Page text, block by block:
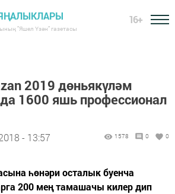
"Яшел Үзән" газетасы
16+
2019 дөньякүләм
1600 яшь профессионал
- 13:57 1578 0 0
һөнәри осталык буенча
200 мең тамашачы килер дип